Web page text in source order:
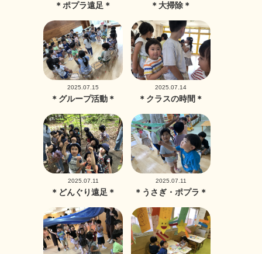
＊ポプラ遠足＊ ＊大掃除＊
2025.07.15
＊グループ活動＊
2025.07.14
＊クラスの時間＊
2025.07.11
＊どんぐり遠足＊
2025.07.11
＊うさぎ・ポプラ＊